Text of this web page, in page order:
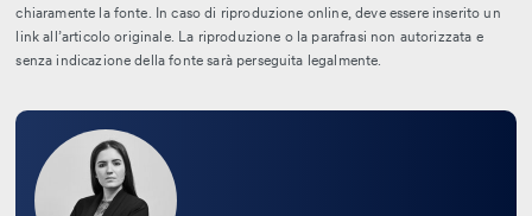
chiaramente la fonte. In caso di riproduzione online, deve essere inserito un
link all’articolo originale. La riproduzione o la parafrasi non autorizzata e
senza indicazione della fonte sarà perseguita legalmente.
Leggi
bio